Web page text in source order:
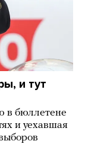
и тут
в бюллетене
и уехавшая